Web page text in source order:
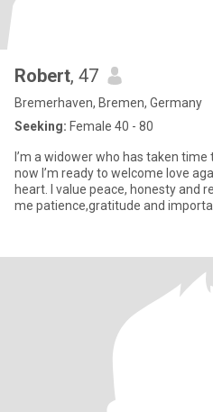
Robert, 47
Bremerhaven, Bremen, Germany
Seeking: Female 40 - 80
I’m a widower who has taken
now I’m ready to welcome love
heart. I value peace, honesty and
me patience,gratitude and